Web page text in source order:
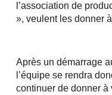
l’association de
», veulent les donner
Après un démarrage
l’équipe se rendra
continuer de donner à